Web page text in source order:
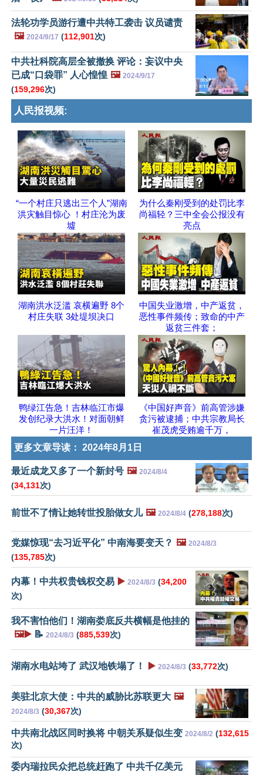
法轮功学员游行遭中共特工袭击 议员谴责
🖼️ 2024/9/17 (112,901次)
中共社科院高层全被撤换 评论：妄议中央
已成“口袋罪” 人心惶惶 🖼️ 2024/9/17
(159,296次)
人民报视频:
“一个村庄只逃出三个人”湖南
洪灾触目惊心 ！村庄沦为废
墟
为什么秦刚受到的处罚比李
尚福轻？三中全会公报没有
亮点
湖南洪水泛滥 哀横遍野 8个
村庄失联 3处堤坝决口
中国失业激增，中产返贫，
恶性事件频传；致命的中产
返贫三件套；
鸭绿江告急！吉林临江市爆
发创纪录大洪水！对面朝鲜
一片汪洋！
《中国好声音》前高管涉嫌
贪污被逮捕；中共宗教局长
崔茂虎受贿逾千万，
更多文章导读： 2024年8月1日
最近成龙又多了一个新封号 🖼️ 2024/8/4
(34,131次)
前世不了情让她转世投胎做女儿 🖼️ 2024/8/4 (278,188次)
党媒惊现“去习近平化” 中南海要变天？ 🖼️ 2024/8/3
(135,785次)
内幕！中共权贵钱权交易 ▶️ 2024/8/3 (34,200
次)
我不害怕他们！湖南娄底反共横幅是他挂的
🖼️▶️ 📝 2024/8/3 (885,539次)
湖南水电站垮了 武汉地铁塌了！ ▶️ 2024/8/3 (33,772次)
美驻北京大使：中共的威胁比苏联更大 🖼️
2024/8/3 (30,367次)
中共南北战区同时换将 中朝关系疑似生变 2024/8/2 (132,615
次)
委内瑞拉民众把总统赶跑了 中共千亿美元